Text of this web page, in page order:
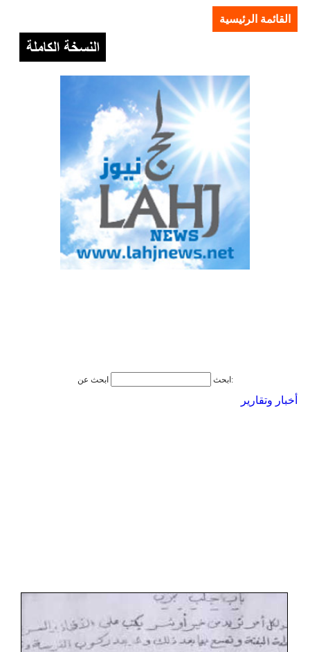
القائمة الرئيسية
ابحث ابحث عن:
أخبار وتقارير